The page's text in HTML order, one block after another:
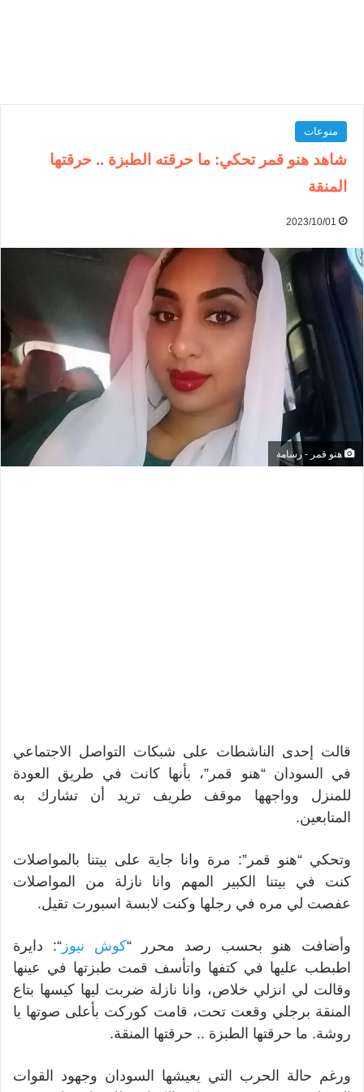
منوعات
شاهد هنو قمر تحكي: ما حرقته الطبزة .. حرقتها
المنقة
2023/10/01
هنو قمر - رسامة
قالت إحدى الناشطات على شبكات التواصل الاجتماعي
في السودان “هنو قمر”، بأنها كانت في طريق العودة
للمنزل وواجهها موقف طريف تريد أن تشارك به
المتابعين.
وتحكي “هنو قمر”: مرة وانا جاية على بيتنا بالمواصلات
كنت في بيتنا الكبير المهم وانا نازلة من المواصلات
عفصت لي مره في رجلها وكنت لابسة اسبورت تقيل.
وأضافت هنو بحسب رصد محرر “كوش نيوز “: دايرة
اطبطب عليها في كتفها واتأسف قمت طبزتها في عينها
وقالت لي انزلي خلاص، وانا نازلة ضربت ليها كيسها بتاع
المنقة برجلي وقعت تحت، قامت كوركت بأعلى صوتها يا
روشة. ما حرقتها الطبزة .. حرقتها المنقة.
ورغم حالة الحرب التي يعيشها السودان وجهود القوات